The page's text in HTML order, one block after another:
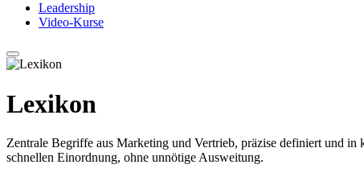
Leadership
Video-Kurse
Lexikon
Zentrale Begriffe aus Marketing und Vertrieb, präzise definiert und in
schnellen Einordnung, ohne unnötige Ausweitung.